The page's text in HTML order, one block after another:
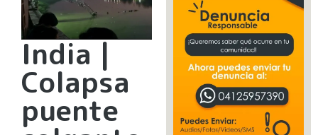
India |
Colapsa
puente